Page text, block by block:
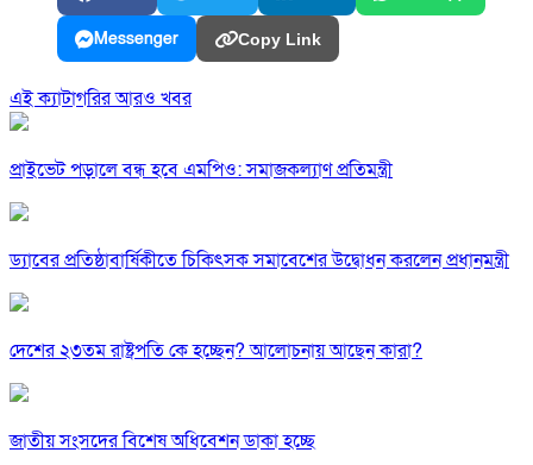
Messenger Copy Link
এই ক্যাটাগরির আরও খবর
প্রাইভেট পড়ালে বন্ধ হবে এমপিও: সমাজকল্যাণ প্রতিমন্ত্রী
ড্যাবের প্রতিষ্ঠাবার্ষিকীতে চিকিৎসক সমাবেশের উদ্বোধন করলেন প্রধানমন্ত্রী
দেশের ২৩তম রাষ্ট্রপতি কে হচ্ছেন? আলোচনায় আছেন কারা?
জাতীয় সংসদের বিশেষ অধিবেশন ডাকা হচ্ছে